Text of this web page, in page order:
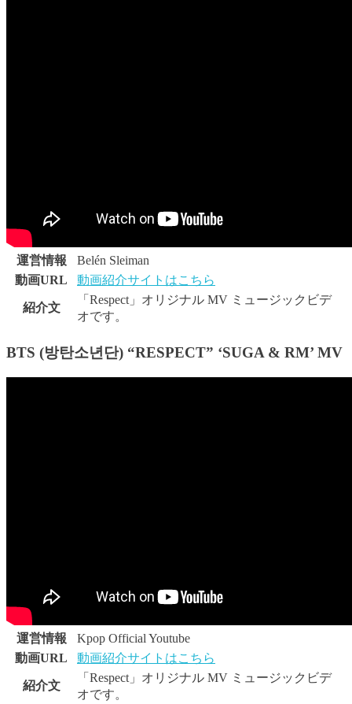
運営情報
Belén Sleiman
動画URL
動画紹介サイトはこちら
紹介文
「Respect」オリジナル MV ミュージックビデ
オです。
BTS (방탄소년단) “RESPECT” ‘SUGA & RM’ MV
運営情報
Kpop Official Youtube
動画URL
動画紹介サイトはこちら
紹介文
「Respect」オリジナル MV ミュージックビデ
オです。